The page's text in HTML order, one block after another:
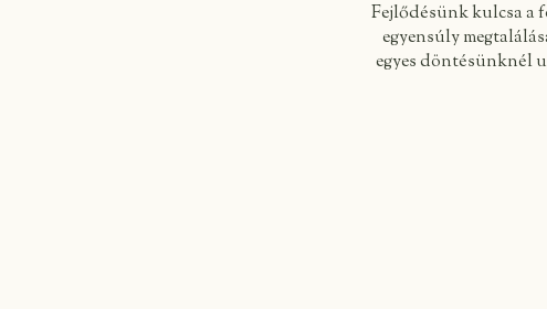
Fejlődésünk kulcsa a
egyensúly
egyes döntésünknél